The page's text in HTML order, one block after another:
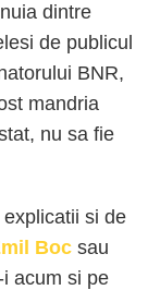
dintre
de publicul
BNR,
mandria
nu sa fie
si de
Boc sau
acum si pe